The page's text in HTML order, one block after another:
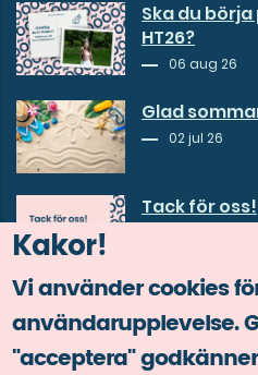
Kakor!
Vi använder cookies
användarupplevelse.
"acceptera"
Ska du
HT26?
06 aug 26
Glad
02 jul 26
Tack för oss!